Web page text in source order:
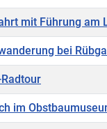
mit Führung am
bei
im